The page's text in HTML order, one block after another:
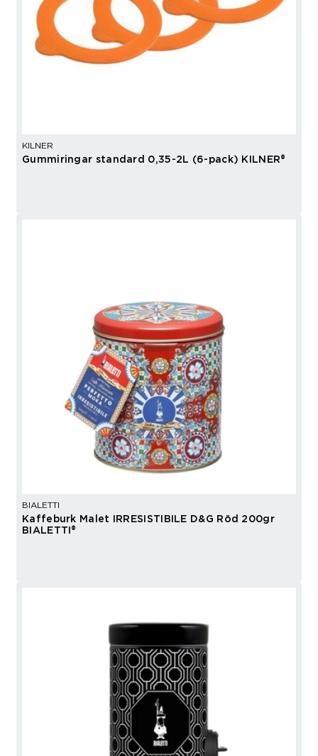
KILNER
Gummiringar standard 0,35-2L (6-pack) KILNER®
BIALETTI
Kaffeburk Malet IRRESISTIBILE D&G Röd 200gr
BIALETTI®